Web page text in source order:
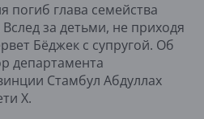
погиб глава семейства
за детьми, не приходя
Бёджек с супругой. Об
департамента
Стамбул Абдуллах
X.